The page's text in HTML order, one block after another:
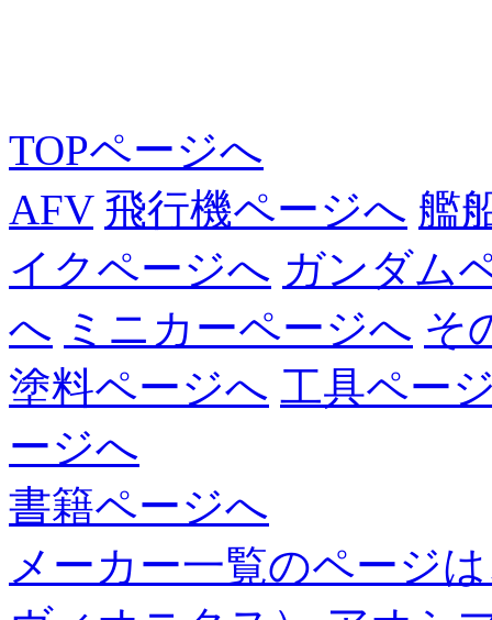
TOPページへ
AFV 飛行機ページへ 艦
イクページへ ガンダム
へ ミニカーページへ そ
塗料ページへ 工具ペー
ージへ
書籍ページへ
メーカー一覧のページ